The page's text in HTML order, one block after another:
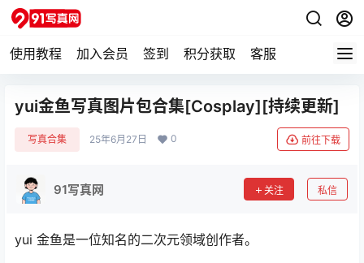
使用教程 加入会员 签到 积分获取 客服
yui金鱼写真图片包合集[Cosplay][持续更新]
写真合集 25年6月27日 0 前往下载
91写真网 关注 私信
yui 金鱼是一位知名的二次元领域创作者。